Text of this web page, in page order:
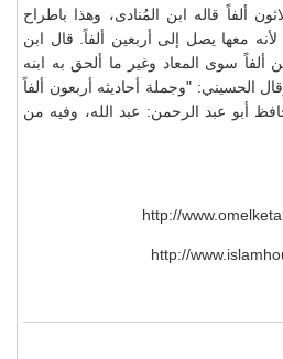
ألفاً قاله ابن المُنادى، وهذا باطراح
لأنه معها يصل إلى أربعين ألفاً. قال ابن
ألفاً سوى المعاد وغير ما ألحق به ابنه
الحسيني: "وجملة أحاديثه أربعون ألفاً
أبو عبد الرحمن: عبد الله، وفيه من
http://